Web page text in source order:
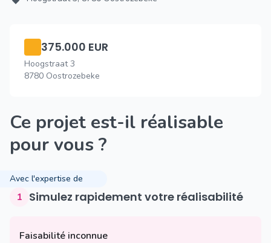
375.000 EUR
Hoogstraat 3
8780 Oostrozebeke
Ce projet est-il réalisable
pour vous ?
Avec l'expertise de
1 Simulez rapidement votre réalisabilité
Faisabilité inconnue